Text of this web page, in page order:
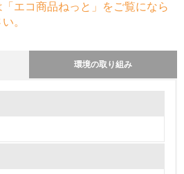
エコ商品ねっと」をご覧になら
。
環境の取り組み